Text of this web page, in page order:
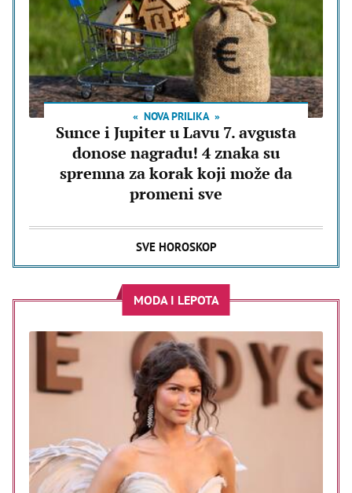
NOVA PRILIKA
Sunce i Jupiter u Lavu 7. avgusta
donose nagradu! 4 znaka su
spremna za korak koji može da
promeni sve
SVE HOROSKOP
MODA I LEPOTA